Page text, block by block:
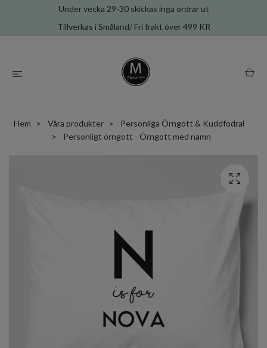
Under vecka 29-30 skickas inga ordrar ut
Tillverkas i Småland/ Fri frakt över 499 KR
Hem Våra produkter
Personliga Örngott & Kuddfodral
Personligt örngott - Örngott med namn